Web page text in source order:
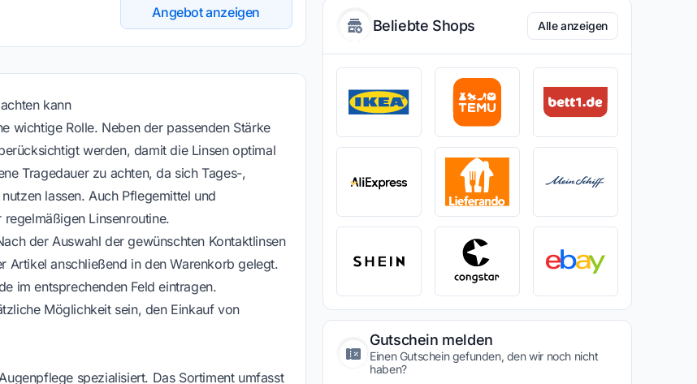
Angebot anzeigen
kann
wichtige Rolle. Neben der passenden Stärke
werden, damit die Linsen optimal
Tragedauer zu achten, da sich Tages-,
lassen. Auch Pflegemittel und
Linsenroutine.
der Auswahl der gewünschten Kontaktlinsen
Artikel anschließend in den Warenkorb gelegt.
im entsprechenden Feld eintragen.
Möglichkeit sein, den Einkauf von
spezialisiert. Das Sortiment umfasst
Beliebte Shops Alle anzeigen
Gutschein melden
Einen Gutschein gefunden, den wir noch nicht
haben?